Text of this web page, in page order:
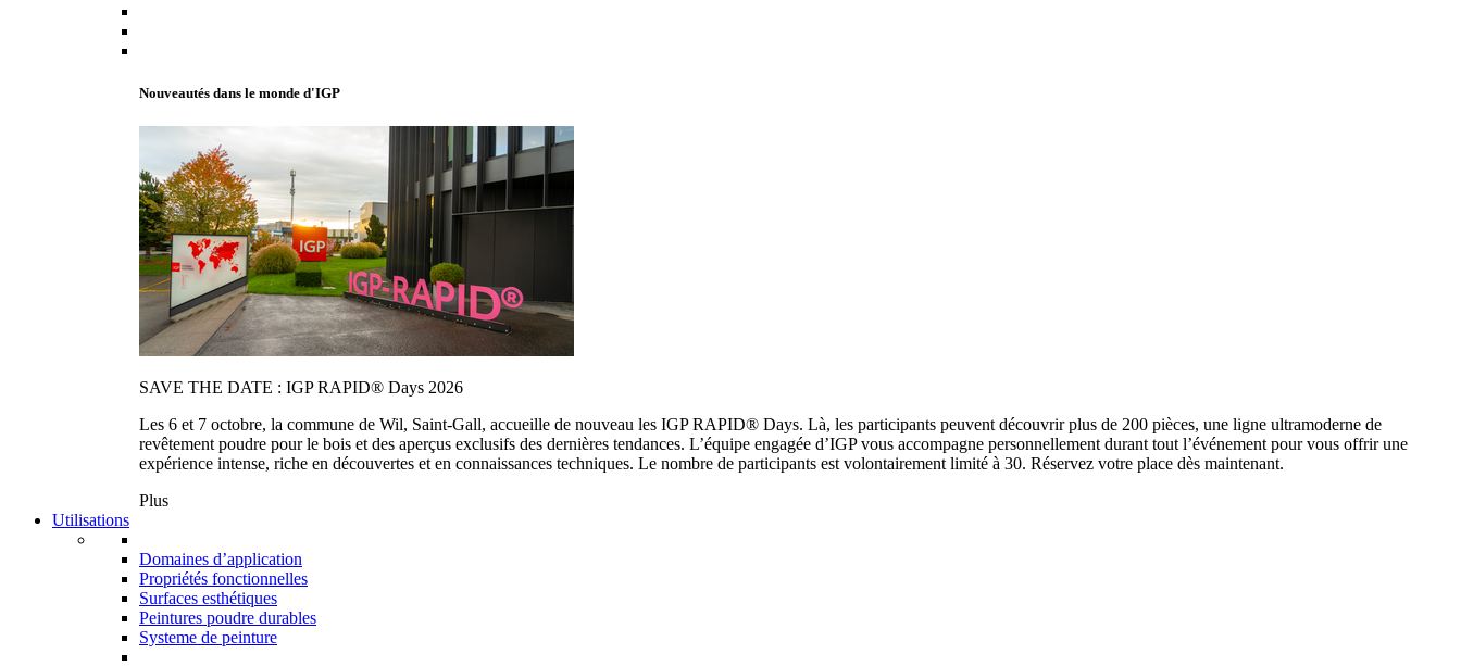
Nouveautés dans le monde d'IGP
SAVE THE DATE : IGP RAPID® Days 2026
Les 6 et 7 octobre, la commune de Wil, Saint-Gall, accueille de nouveau les IGP RAPID® Days. Là, les participants peuvent découvrir plus de 200 pièces, une ligne ultramoderne de
revêtement poudre pour le bois et des aperçus exclusifs des dernières tendances. L’équipe engagée d’IGP vous accompagne personnellement durant tout l’événement pour vous offrir une
expérience intense, riche en découvertes et en connaissances techniques. Le nombre de participants est volontairement limité à 30. Réservez votre place dès maintenant.
Plus
Utilisations
Domaines d’application
Propriétés fonctionnelles
Surfaces esthétiques
Peintures poudre durables
Systeme de peinture